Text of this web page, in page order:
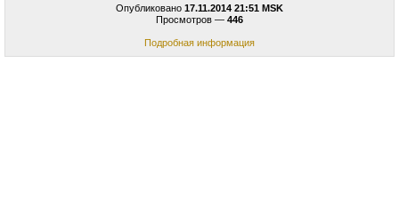
Опубликовано 17.11.2014 21:51 MSK
Просмотров — 446
Подробная информация